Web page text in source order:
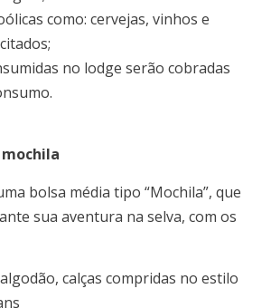
como: cervejas, vinhos e
no lodge serão cobradas
bolsa média tipo “Mochila”, que
sua aventura na selva, com os
calças compridas no estilo